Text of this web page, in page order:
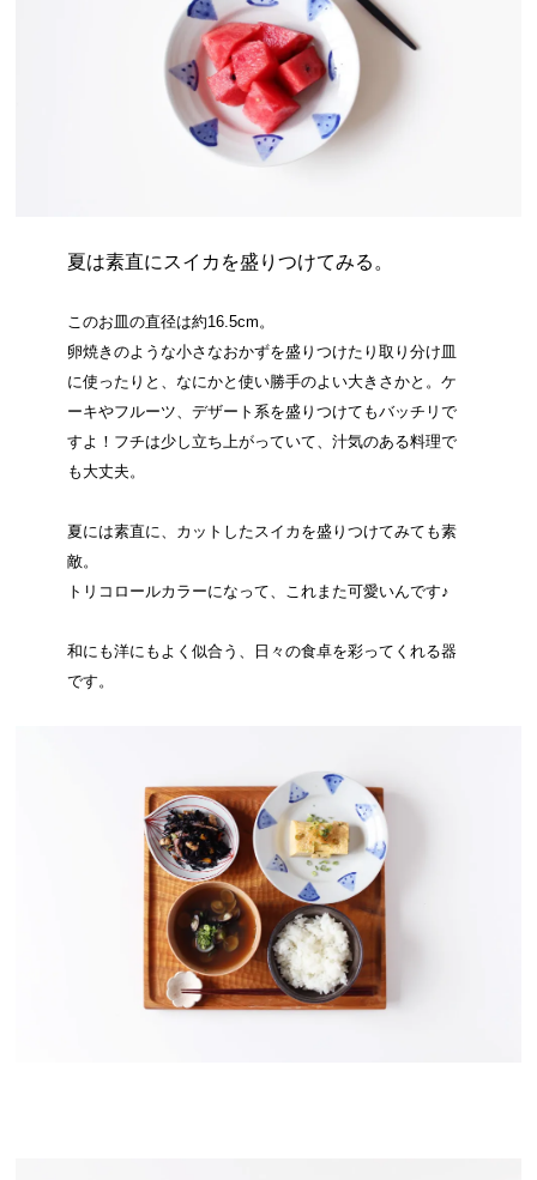
夏は素直にスイカを盛りつけてみる。
このお皿の直径は約16.5cm。
卵焼きのような小さなおかずを盛りつけたり取り分け皿
に使ったりと、なにかと使い勝手のよい大きさかと。ケ
ーキやフルーツ、デザート系を盛りつけてもバッチリで
すよ！フチは少し立ち上がっていて、汁気のある料理で
も大丈夫。
夏には素直に、カットしたスイカを盛りつけてみても素
敵。
トリコロールカラーになって、これまた可愛いんです♪
和にも洋にもよく似合う、日々の食卓を彩ってくれる器
です。